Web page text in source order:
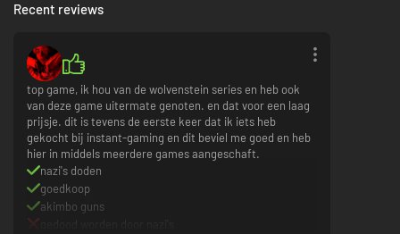
Recent reviews
top game, ik hou van de wolvenstein series en heb ook
van deze game uitermate genoten. en dat voor een laag
prijsje. dit is tevens de eerste keer dat ik iets heb
gekocht bij instant-gaming en dit beviel me goed en heb
hier in middels meerdere games aangeschaft.
nazi's doden
goedkoop
akimbo guns